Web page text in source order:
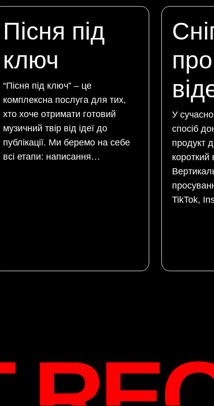
Пісня під
ключ
“Пісня під ключ” – це
комплексна послуга для тих,
хто хоче отримати готовий
музичний твір від ідеї до
публікації. Ми беремо на себе
всі етапи: написання…
У
спосіб
продукт
короткий
TikTok,